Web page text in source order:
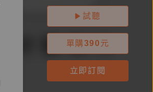
試聽
單購390 元
立即訂閱